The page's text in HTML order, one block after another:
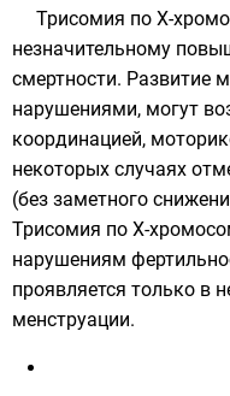
Трисомия по X-
незначительному
смертности. Развитие
нарушениями, могут
координацией,
некоторых случаях
(без заметного
Трисомия по X-
нарушениям
проявляется только в
менструации.